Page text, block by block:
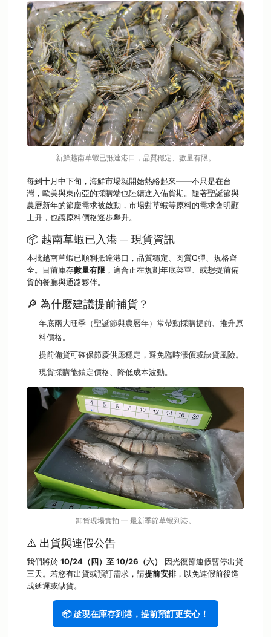
n
新鮮越南草蝦已抵達港口，品質穩定、數量有限。
每到十月中下旬，海鮮市場就開始熱絡起來——不只是在台
灣，歐美與東南亞的採購端也陸續進入備貨期。隨著聖誕節與
農曆新年的節慶需求被啟動，市場對草蝦等原料的需求會明顯
上升，也讓原料價格逐步攀升。
📦 越南草蝦已入港 — 現貨資訊
本批越南草蝦已順利抵達港口，品質穩定、肉質Q彈、規格齊
全。目前庫存數量有限 ，適合正在規劃年底菜單、或想提前備
貨的餐廳與通路夥伴。
🔎 為什麼建議提前補貨？
年底兩大旺季（聖誕節與農曆年）常帶動採購提前、推升原
料價格。
提前備貨可確保節慶供應穩定，避免臨時漲價或缺貨風險。
現貨採購能鎖定價格、降低成本波動。
卸貨現場實拍 — 最新季節草蝦到港。
⚠️ 出貨與連假公告
我們將於 10/24（四）至 10/26（六）
因光復節連假暫停出貨
三天。若您有出貨或預訂需求，請提前安排 ，以免連假前後造
成延遲或缺貨。
📦 趁現在庫存到港，提前預訂更安心！